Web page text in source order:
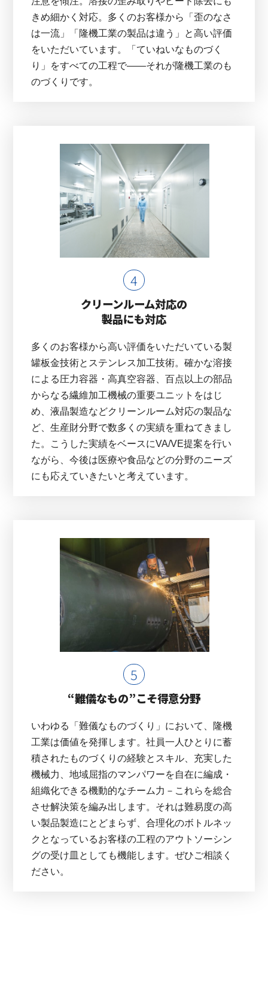
きめ細かく対応。多くのお客様から「歪のなさ
は一流」「隆機工業の製品は違う」と高い評価
をいただいています。「ていねいなものづく
り」をすべての工程で――それが隆機工業のも
のづくりです。
クリーンルーム対応の
製品にも対応
多くのお客様から高い評価をいただいている製
罐板金技術とステンレス加工技術。確かな溶接
による圧力容器・高真空容器、百点以上の部品
からなる繊維加工機械の重要ユニットをはじ
め、液晶製造などクリーンルーム対応の製品な
ど、生産財分野で数多くの実績を重ねてきまし
た。こうした実績をベースにVA/VE提案を行い
ながら、今後は医療や食品などの分野のニーズ
にも応えていきたいと考えています。
“難儀なもの”こそ得意分野
いわゆる「難儀なものづくり」において、隆機
工業は価値を発揮します。社員一人ひとりに蓄
積されたものづくりの経験とスキル、充実した
機械力、地域屈指のマンパワーを自在に編成・
組織化できる機動的なチーム力－これらを総合
させ解決策を編み出します。それは難易度の高
い製品製造にとどまらず、合理化のボトルネッ
クとなっているお客様の工程のアウトソーシン
グの受け皿としても機能します。ぜひご相談く
ださい。